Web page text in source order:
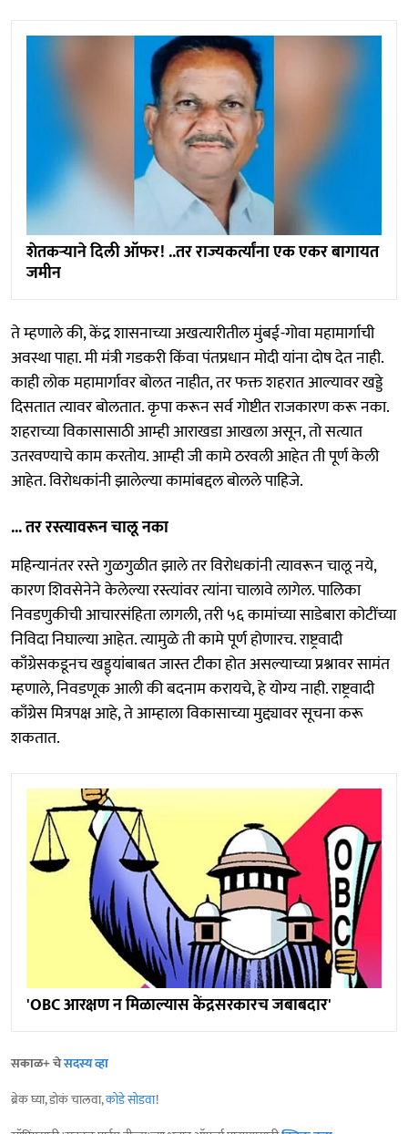
शेतकऱ्याने दिली ऑफर! ..तर राज्यकर्त्यांना एक एकर बागायत
जमीन
ते म्हणाले की, केंद्र शासनाच्या अखत्यारीतील मुंबई-गोवा महामार्गाची
अवस्था पाहा. मी मंत्री गडकरी किंवा पंतप्रधान मोदी यांना दोष देत नाही.
काही लोक महामार्गावर बोलत नाहीत, तर फक्त शहरात आल्यावर खड्डे
दिसतात त्यावर बोलतात. कृपा करून सर्व गोष्टीत राजकारण करू नका.
शहराच्या विकासासाठी आम्ही आराखडा आखला असून, तो सत्यात
उतरवण्याचे काम करतोय. आम्ही जी कामे ठरवली आहेत ती पूर्ण केली
आहेत. विरोधकांनी झालेल्या कामांबद्दल बोलले पाहिजे.
... तर रस्त्यावरून चालू नका
महिन्यानंतर रस्ते गुळगुळीत झाले तर विरोधकांनी त्यावरून चालू नये,
कारण शिवसेनेने केलेल्या रस्त्यांवर त्यांना चालावे लागेल. पालिका
निवडणुकीची आचारसंहिता लागली, तरी ५६ कामांच्या साडेबारा कोटींच्या
निविदा निघाल्या आहेत. त्यामुळे ती कामे पूर्ण होणारच. राष्ट्रवादी
काँग्रेसकडूनच खड्ड्यांबाबत जास्त टीका होत असल्याच्या प्रश्नावर सामंत
म्हणाले, निवडणूक आली की बदनाम करायचे, हे योग्य नाही. राष्ट्रवादी
काँग्रेस मित्रपक्ष आहे, ते आम्हाला विकासाच्या मुद्द्यावर सूचना करू
शकतात.
'OBC आरक्षण न मिळाल्यास केंद्रसरकारच जबाबदार'
सकाळ+ चेसदस्य व्हा
ब्रेक घ्या, डोकं चालवा,कोडे सोडवा!